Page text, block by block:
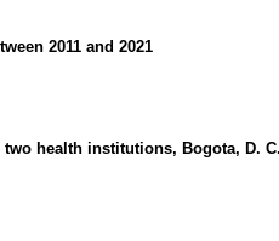
2011 and 2021
health institutions, Bogota, D.